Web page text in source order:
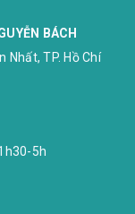
BÁCH
Nhất, TP. Hồ Chí
5h